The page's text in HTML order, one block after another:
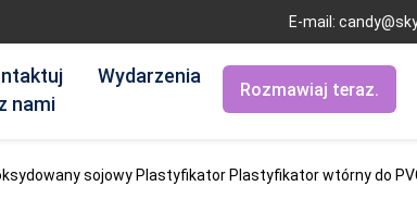
E-mail:
nami
Wydarzenia
Rozmawiaj teraz.
sojowy Plastyfikator Plastyfikator wtórny do